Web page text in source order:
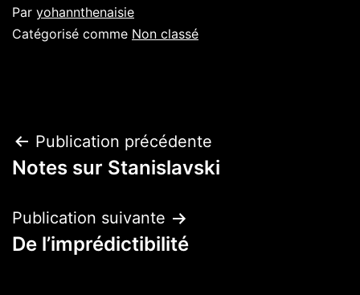
Par yohannthenaisie
Catégorisé comme Non classé
Navigation
de
l’article
Publication précédente
Notes sur Stanislavski
Publication suivante
De l’imprédictibilité